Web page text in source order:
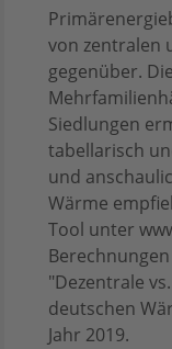
von zentralen
gegenüber.
Siedlungen
tabellarisch
und
Wärme
Tool unter
"Dezentrale
deutschen
Jahr 2019.